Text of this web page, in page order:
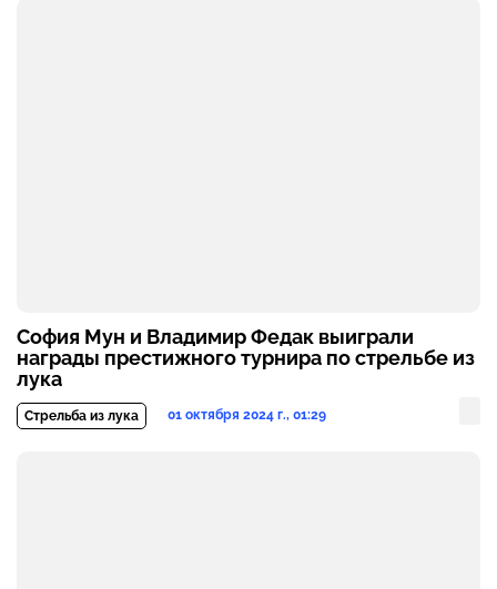
София Мун и Владимир Федак выиграли
награды престижного турнира по стрельбе из
лука
Стрельба из лука 01 октября 2024 г., 01:29